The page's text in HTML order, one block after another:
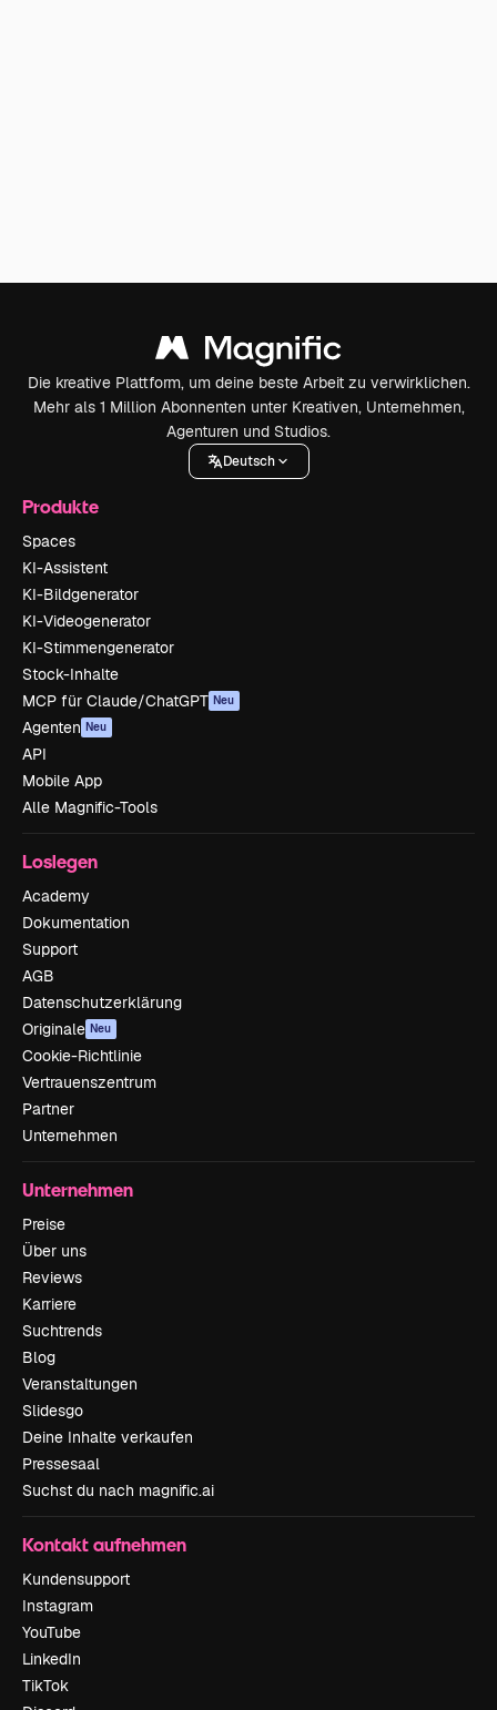
Die kreative Plattform, um deine beste Arbeit zu verwirklichen.
Mehr als 1 Million Abonnenten unter Kreativen, Unternehmen,
Agenturen und Studios.
Deutsch
Produkte
Spaces
KI-Assistent
KI-Bildgenerator
KI-Videogenerator
KI-Stimmengenerator
Stock-Inhalte
MCP für Claude/ChatGPT Neu
Agenten Neu
API
Mobile App
Alle Magnific-Tools
Loslegen
Academy
Dokumentation
Support
AGB
Datenschutzerklärung
Originale Neu
Cookie-Richtlinie
Vertrauenszentrum
Partner
Unternehmen
Unternehmen
Preise
Über uns
Reviews
Karriere
Suchtrends
Blog
Veranstaltungen
Slidesgo
Deine Inhalte verkaufen
Pressesaal
Suchst du nach magnific.ai
Kontakt aufnehmen
Kundensupport
Instagram
YouTube
LinkedIn
TikTok